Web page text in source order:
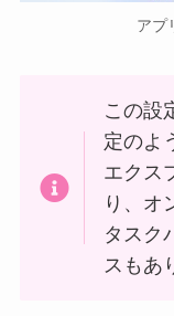
アプ
この設
定のよ
エクス
り、オ
タスク
スもあ